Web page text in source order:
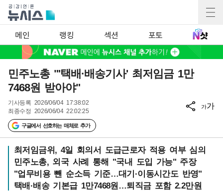
메인 랭킹 섹션 포토
민주노총 "'택배·배송기사' 최저임금 1만
7468원 받아야"
기사등록 2026/06/04 17:38:02
최종수정 2026/06/04 22:02:25
구글에서 선호하는 매체로 추가
가가
최저임금위, 4일 회의서 도급근로자 적용 여부 심의
민주노총, 외국 사례 통해 "국내 도입 가능" 주장
"업무비용 뺀 순소득 기준…대기·이동시간도 반영"
택배·배송 기본급 1만7468원…퇴직금 포함 2.2만원